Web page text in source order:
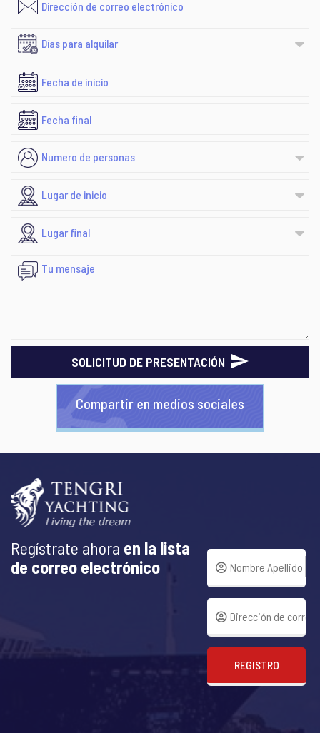
SOLICITUD DE PRESENTACIÓN
Compartir en medios sociales
Regístrate ahora en la lista
de correo electrónico
REGISTRO